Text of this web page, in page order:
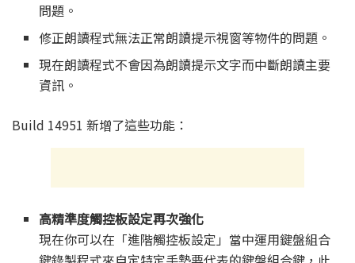
問題。
修正朗讀程式無法正常朗讀提示視窗等物件的問題。
現在朗讀程式不會因為朗讀提示文字而中斷朗讀主要
資訊。
Build 14951 新增了這些功能：
高精準度觸控板設定再次強化
現在你可以在「進階觸控板設定」當中運用鍵盤組合